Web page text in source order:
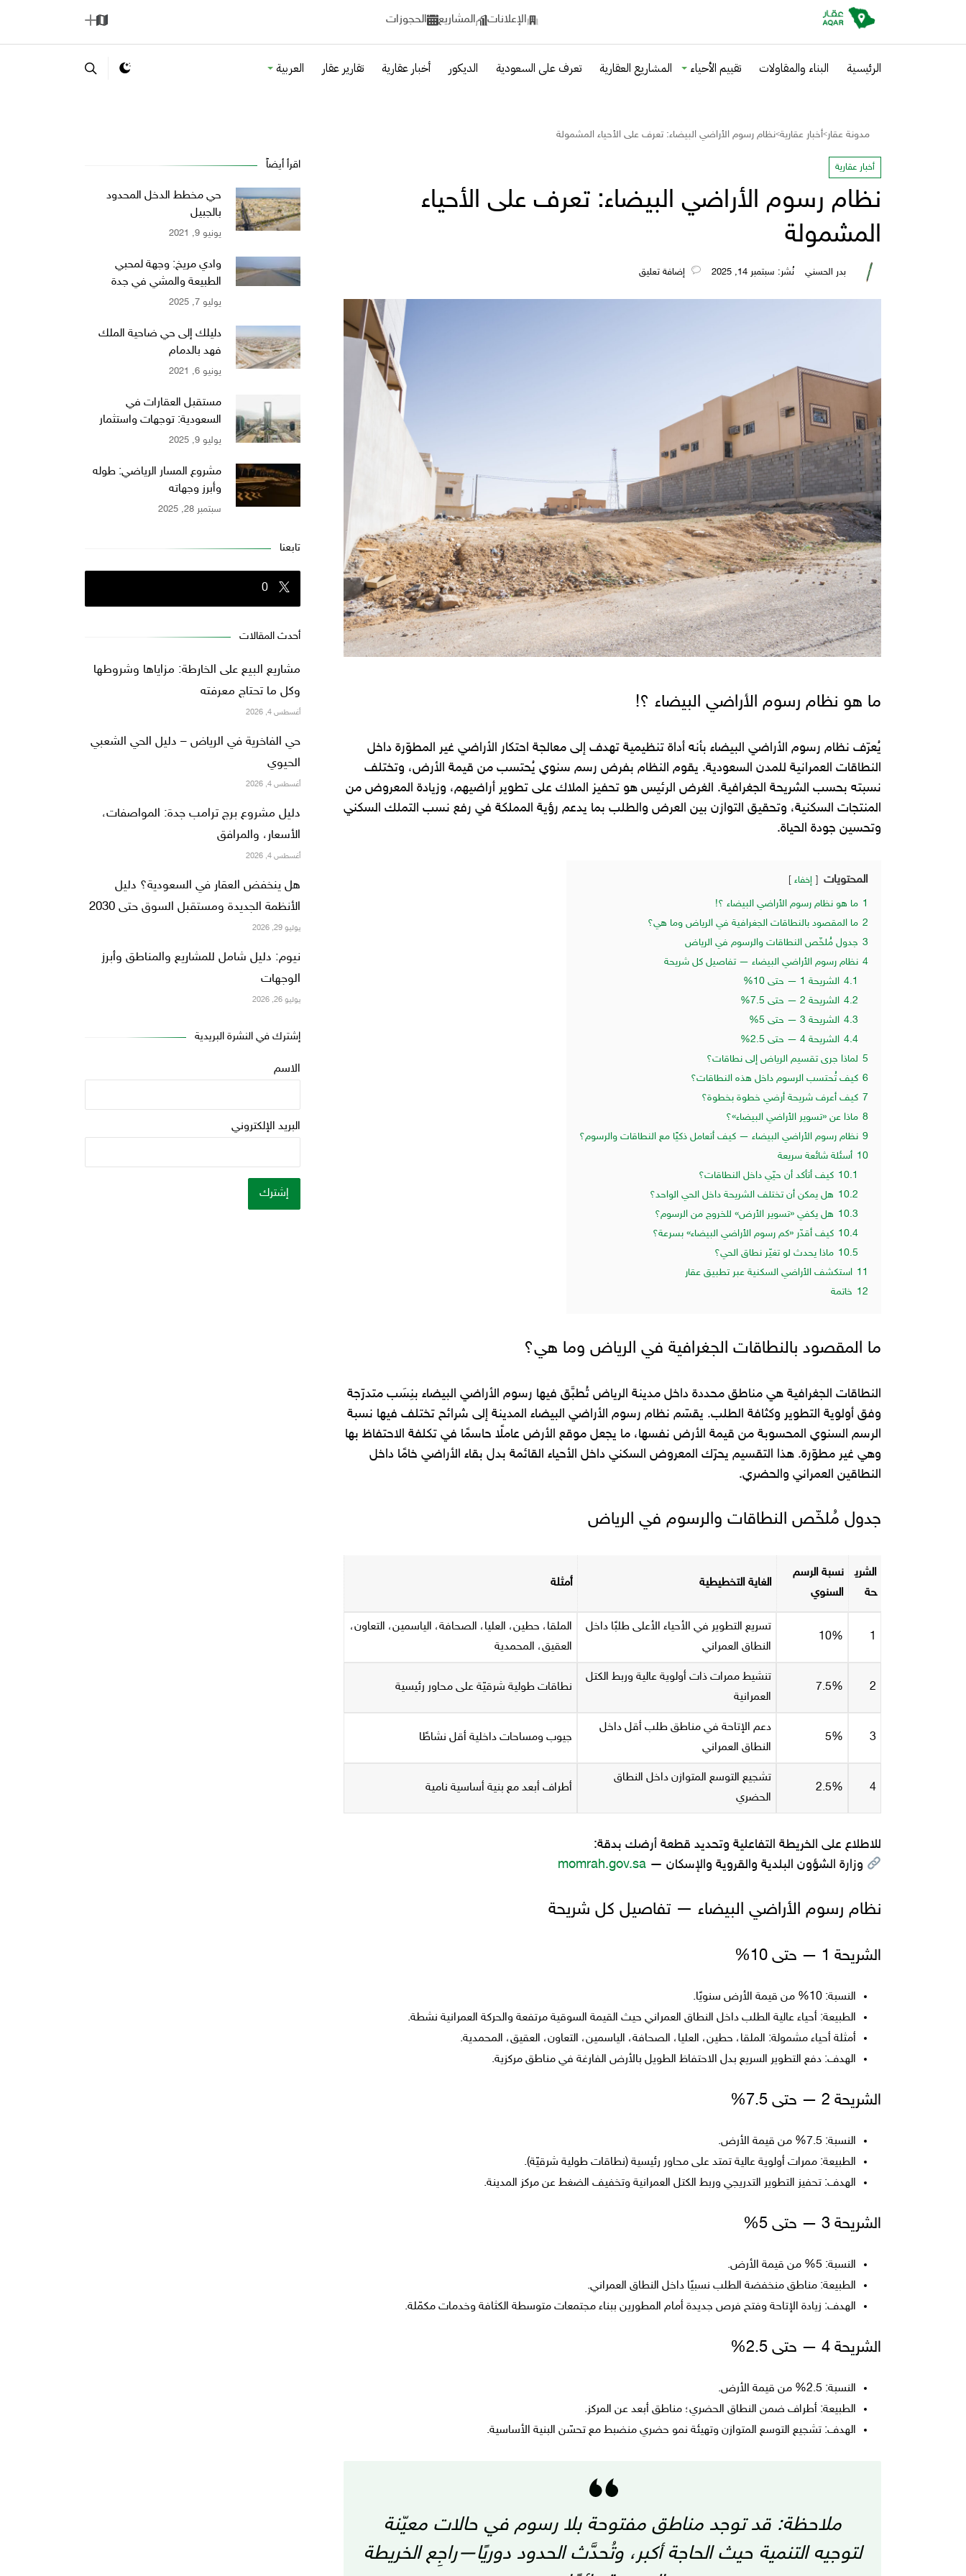
الإعلانات المشاريع الحجوزات
ا
ا
الرئيسية البناء والمقاولات تقييم الأحياء المشاريع العقارية تعرف على السعودية الديكور أخبار عقارية تقارير عقار العربية
مدونة عقار>أخبار عقارية>نظام رسوم الأراضي البيضاء: تعرف على الأحياء المشمولة
أخبار عقارية
نظام رسوم الأراضي البيضاء: تعرف على الأحياء
المشمولة
بدر الحسني نُشر: سبتمبر 14, 2025
ما هو نظام رسوم الأراضي البيضاء ؟!
يُعرّف نظام رسوم الأراضي البيضاء بأنه أداة تنظيمية تهدف إلى معالجة احتكار الأراضي غير المطوّرة داخل
النطاقات العمرانية للمدن السعودية. يقوم النظام بفرض رسم سنوي يُحتسب من قيمة الأرض، وتختلف
نسبته بحسب الشريحة الجغرافية. الغرض الرئيس هو تحفيز الملاك على تطوير أراضيهم، وزيادة المعروض من
المنتجات السكنية، وتحقيق التوازن بين العرض والطلب بما يدعم رؤية المملكة في رفع نسب التملك السكني
وتحسين جودة الحياة.
المحتويات إخفاء
1 ما هو نظام رسوم الأراضي البيضاء ؟!
2 ما المقصود بالنطاقات الجغرافية في الرياض وما هي؟
3 جدول مُلخّص النطاقات والرسوم في الرياض
4 نظام رسوم الأراضي البيضاء — تفاصيل كل شريحة
4.1 الشريحة 1 — حتى 10%
4.2 الشريحة 2 — حتى 7.5%
4.3 الشريحة 3 — حتى 5%
4.4 الشريحة 4 — حتى 2.5%
5 لماذا جرى تقسيم الرياض إلى نطاقات؟
6 كيف تُحتسب الرسوم داخل هذه النطاقات؟
7 كيف أعرف شريحة أرضي خطوة بخطوة؟
8 ماذا عن «تسوير الأراضي البيضاء»؟
9 نظام رسوم الأراضي البيضاء — كيف أتعامل ذكيًا مع النطاقات والرسوم؟
10 أسئلة شائعة سريعة
10.1 كيف أتأكد أن حيّي داخل النطاقات؟
10.2 هل يمكن أن تختلف الشريحة داخل الحي الواحد؟
10.3 هل يكفي «تسوير الأرض» للخروج من الرسوم؟
10.4 كيف أقدّر «كم رسوم الأراضي البيضاء» بسرعة؟
10.5 ماذا يحدث لو تغيّر نطاق الحي؟
11 استكشف الأراضي السكنية عبر تطبيق عقار
12 خاتمة
ما المقصود بالنطاقات الجغرافية في الرياض وما هي؟
النطاقات الجغرافية هي مناطق محددة داخل مدينة الرياض تُطبَّق فيها رسوم الأراضي البيضاء بنِسَب متدرّجة
وفق أولوية التطوير وكثافة الطلب. يقسّم نظام رسوم الأراضي البيضاء المدينة إلى شرائح تختلف فيها نسبة
الرسم السنوي المحسوبة من قيمة الأرض نفسها، ما يجعل موقع الأرض عاملًا حاسمًا في تكلفة الاحتفاظ بها
وهي غير مطوّرة. هذا التقسيم يحرّك المعروض السكني داخل الأحياء القائمة بدل بقاء الأراضي خامًا داخل
النطاقين العمراني والحضري.
جدول مُلخّص النطاقات والرسوم في الرياض
الشري
حة
نسبة الرسم
السنوي
الغاية التخطيطية أمثلة
1
10%
تسريع التطوير في الأحياء الأعلى طلبًا داخل
النطاق العمراني
الملقا، حطين، العليا، الصحافة، الياسمين، التعاون،
العقيق، المحمدية
2
7.5%
تنشيط ممرات ذات أولوية عالية وربط الكتل
العمرانية
نطاقات طولية شرقيّة على محاور رئيسية
3
5%
دعم الإتاحة في مناطق طلب أقل داخل
النطاق العمراني
جيوب ومساحات داخلية أقل نشاطًا
4
2.5%
تشجيع التوسع المتوازن داخل النطاق
الحضري
أطراف أبعد مع بنية أساسية نامية
للاطلاع على الخريطة التفاعلية وتحديد قطعة أرضك بدقة:
وزارة الشؤون البلدية والقروية والإسكان —momrah.gov.sa
نظام رسوم الأراضي البيضاء — تفاصيل كل شريحة
الشريحة 1 — حتى 10%
النسبة: 10% من قيمة الأرض سنويًا.
الطبيعة: أحياء عالية الطلب داخل النطاق العمراني حيث القيمة السوقية مرتفعة والحركة العمرانية نشطة.
أمثلة أحياء مشمولة: الملقا، حطين، العليا، الصحافة، الياسمين، التعاون، العقيق، المحمدية.
الهدف: دفع التطوير السريع بدل الاحتفاظ الطويل بالأرض الفارغة في مناطق مركزية.
الشريحة 2 — حتى 7.5%
النسبة: 7.5% من قيمة الأرض.
الطبيعة: ممرات أولوية عالية تمتد على محاور رئيسية (نطاقات طولية شرقيّة).
الهدف: تحفيز التطوير التدريجي وربط الكتل العمرانية وتخفيف الضغط عن مركز المدينة.
الشريحة 3 — حتى 5%
النسبة: 5% من قيمة الأرض.
الطبيعة: مناطق منخفضة الطلب نسبيًا داخل النطاق العمراني.
الهدف: زيادة الإتاحة وفتح فرص جديدة أمام المطورين ببناء مجتمعات متوسطة الكثافة وخدمات مكمّلة.
الشريحة 4 — حتى 2.5%
النسبة: 2.5% من قيمة الأرض.
الطبيعة: أطراف ضمن النطاق الحضري؛ مناطق أبعد عن المركز.
الهدف: تشجيع التوسع المتوازن وتهيئة نمو حضري منضبط مع تحسّن البنية الأساسية.
ملاحظة: قد توجد مناطق مفتوحة بلا رسوم في حالات معيّنة
لتوجيه التنمية حيث الحاجة أكبر، وتُحدَّث الحدود دوريًا—راجِع الخريطة
اقرأ أيضاً
حي مخطط الدخل المحدود
بالجبيل
يونيو 9, 2021
وادي مريخ: وجهة لمحبي
الطبيعة والمشي في جدة
يوليو 7, 2025
دليلك إلى حي ضاحية الملك
فهد بالدمام
يونيو 6, 2021
مستقبل العقارات في
السعودية: توجهات واستثمار
يوليو 9, 2025
مشروع المسار الرياضي: طوله
وأبرز وجهاته
سبتمبر 28, 2025
تابعنا
0
أحدث المقالات
مشاريع البيع على الخارطة: مزاياها وشروطها
وكل ما تحتاج معرفته
أغسطس 4, 2026
حي الفاخرية في الرياض – دليل الحي الشعبي
الحيوي
أغسطس 4, 2026
دليل مشروع برج ترامب جدة: المواصفات،
الأسعار، والمرافق
أغسطس 4, 2026
هل ينخفض العقار في السعودية؟ دليل
الأنظمة الجديدة ومستقبل السوق حتى 2030
يوليو 29, 2026
نيوم: دليل شامل للمشاريع والمناطق وأبرز
الوجهات
يوليو 26, 2026
إشترك في النشرة البريدية
الاسم
البريد الإلكتروني